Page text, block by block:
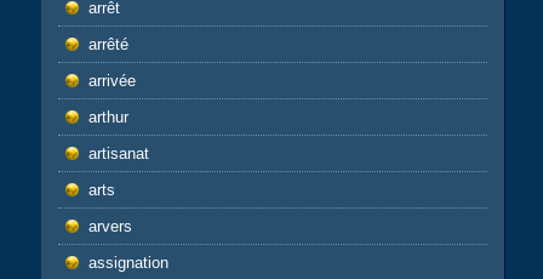
arrêt
arrêté
arrivée
arthur
artisanat
arts
arvers
assignation